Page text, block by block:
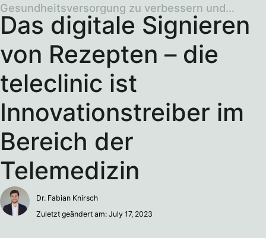
Das digitale Signieren
von Rezepten – die
teleclinic ist
Innovationstreiber im
Bereich der
Telemedizin
Gesundheitsversorgung zu verbessern und…
Dr. Fabian Knirsch
Zuletzt geändert am: July 17, 2023